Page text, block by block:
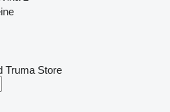
Truma Store